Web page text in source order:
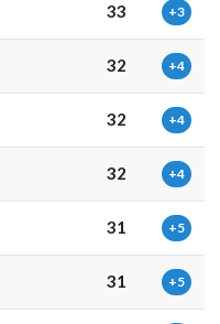
33 +3
32 +4
32 +4
32 +4
31 +5
31 +5